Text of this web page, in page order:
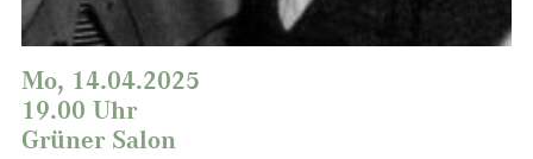
Mo, 14.04.2025
19.00 Uhr
Grüner Salon